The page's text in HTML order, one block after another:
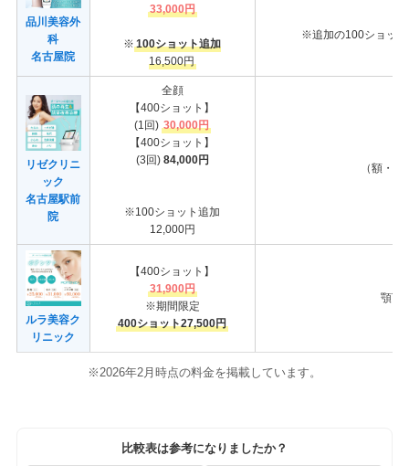
品川美容外
科
名古屋院
33,000円
※100ショット追加
16,500円
※追加の100ショッ
リゼクリニ
ック
名古屋駅前
院
全顔
【400ショット】
(1回) 30,000円
【400ショット】
(3回) 84,000円
※100ショット追加
12,000円
（額・
ルラ美容ク
リニック
【400ショット】
31,900円
※期間限定
400ショット27,500円
顎下/
※2026年2月時点の料金を掲載しています。
比較表は参考になりましたか？